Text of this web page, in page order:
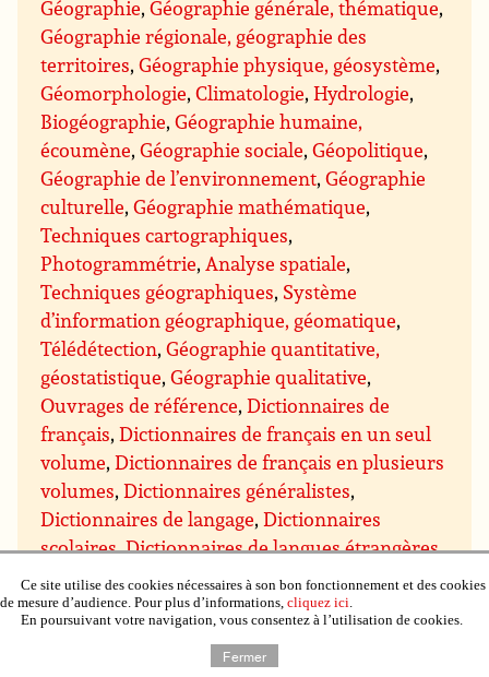
Géographie,Géographie générale, thématique,
Géographie régionale, géographie des
territoires,Géographie physique, géosystème,
Géomorphologie,Climatologie,Hydrologie,
Biogéographie,Géographie humaine,
écoumène,Géographie sociale,Géopolitique,
Géographie de l’environnement,Géographie
culturelle,Géographie mathématique,
Techniques cartographiques,
Photogrammétrie, Analyse spatiale,
Techniques géographiques, Système
d’information géographique, géomatique,
Télédétection,Géographie quantitative,
géostatistique,Géographie qualitative,
Ouvrages de référence,Dictionnaires de
français,Dictionnaires de français en un seul
volume,Dictionnaires de français en plusieurs
volumes,Dictionnaires généralistes,
Dictionnaires de langage,Dictionnaires
scolaires,Dictionnaires de langues étrangères,
Dictionnaires de langues d’origine étrangère
Dictionnaires bilingues français/autres
langues,Dictionnaires de sciences humaines,
Encyclopédies générales,Encyclopédie
Ce site utilise des cookies nécessaires à son bon fonctionnement et des cookies
de mesure d’audience. Pour plus d’informations, cliquez ici.
En poursuivant votre navigation, vous consentez à l’utilisation de cookies.
Fermer